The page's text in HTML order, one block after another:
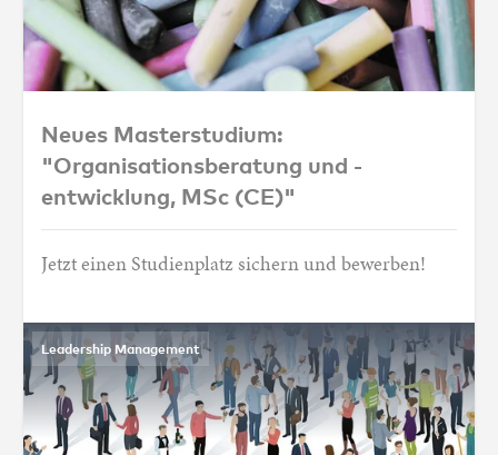
Neues Masterstudium:
Neues Masterstudium:
"Organisationsberatung und -
entwicklung, MSc (CE)"
Jetzt einen Studienplatz sichern und bewerben!
Leadership Management